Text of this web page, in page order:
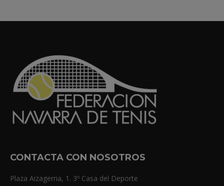
CONTACTA CON NOSOTROS
Plaza Aizagerria, 1. 3º Casa del Deporte